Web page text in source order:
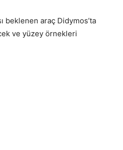
beklenen araç Didymos’ta
ve yüzey örnekleri